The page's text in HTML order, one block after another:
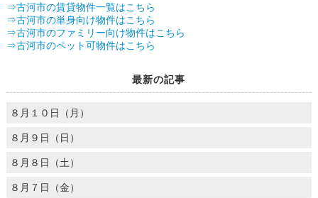
⇒古河市の賃貸物件一覧はこちら
⇒古河市の単身向け物件はこちら
⇒古河市のファミリー向け物件はこちら
⇒古河市のペット可物件はこちら
最新の記事
８月１０日（月）
８月９日（日）
８月８日（土）
８月７日（金）